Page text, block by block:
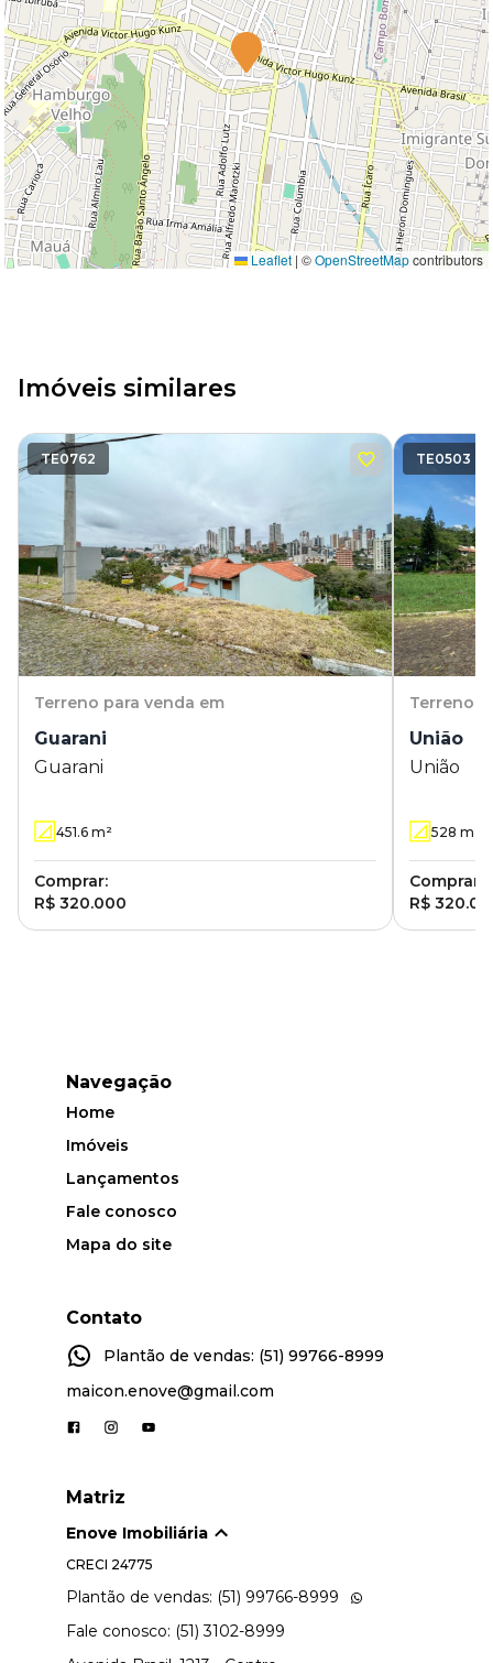
Leaflet | ©OpenStreetMapcontributors
Imóveis similares
TE0762
Terreno para venda em
Guarani
Guarani
451.6 m²
Comprar:
R$ 320.000
TE0503
Terreno
União
União
528 m²
Comprar:
R$
Navegação
Home
Imóveis
Lançamentos
Fale conosco
Mapa do site
Contato
Plantão de vendas: (51) 99766-8999
maicon.enove@gmail.com
Matriz
Enove Imobiliária
CRECI 24775
Plantão de vendas: (51) 99766-8999
Fale conosco: (51) 3102-8999